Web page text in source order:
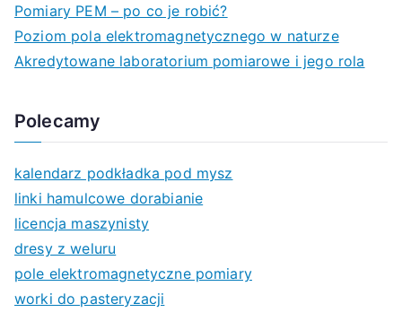
Pomiary PEM – po co je robić?
Poziom pola elektromagnetycznego w naturze
Akredytowane laboratorium pomiarowe i jego rola
Polecamy
kalendarz podkładka pod mysz
linki hamulcowe dorabianie
licencja maszynisty
dresy z weluru
pole elektromagnetyczne pomiary
worki do pasteryzacji